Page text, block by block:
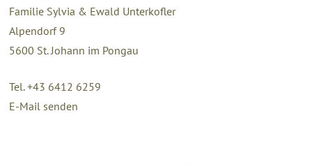
Familie Sylvia & Ewald Unterkofler
Alpendorf 9
5600 St. Johann im Pongau
Tel. +43 6412 6259
E-Mail senden